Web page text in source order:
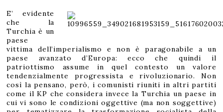
E’ evidente
che la
Turchia è un
paese
vittima dell’imperialismo e non è paragonabile a un
paese avanzato d’Europa: ecco che quindi il
patriottismo assume in quel contesto un valore
tendenzialmente progressista e rivoluzionario. Non
così la pensano, però, i comunisti riuniti in altri partiti
come il KP che considera invece la Turchia un paese in
cui vi sono le condizioni oggettive (ma non soggettive)